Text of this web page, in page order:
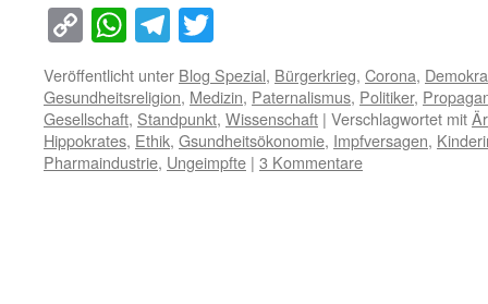
Copy
Link
WhatsApp
Telegram
Veröffentlicht unter Blog Spezial, Bürgerkrieg, Corona,
Gesundheitsreligion, Medizin, Paternalismus, Politiker,
Gesellschaft, Standpunkt, Wissenschaft | Verschlagwortet mit
Hippokrates, Ethik, Gsundheitsökonomie, Impfversagen,
Pharmaindustrie, Ungeimpfte | 3 Kommentare